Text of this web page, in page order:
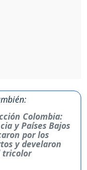
Colombia:
y Países Bajos
por los
y develaron
tricolor